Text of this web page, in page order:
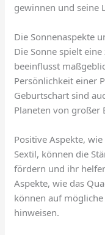
gewinnen und seine
Die Sonnenaspekte
Die Sonne spielt
beeinflusst
Persönlichkeit einer
Geburtschart sind
Planeten von großer
Positive Aspekte,
Sextil, können die
fördern und ihr
Aspekte, wie das
können auf
hinweisen.